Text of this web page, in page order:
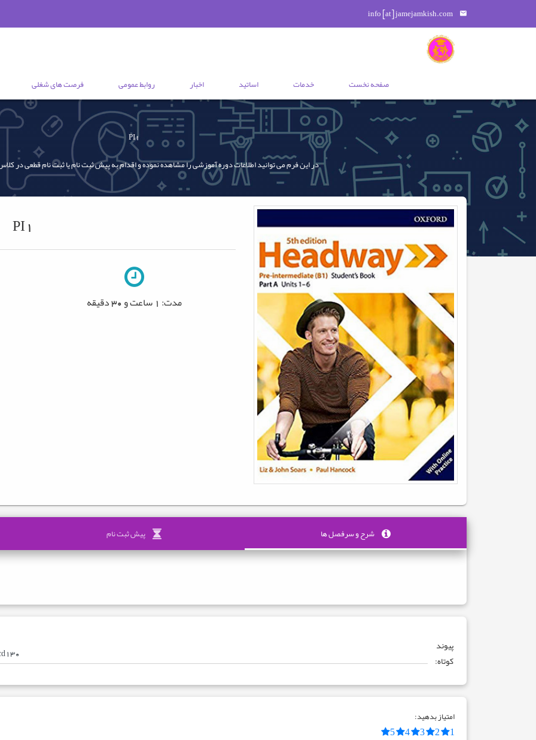
صفحه نخست خدمات اساتید اخبار روابط عمومی فرصت های شغلی
PI1
در این فرم می توانید اطلاعات دوره آموزشی را مشاهده نموده و اقدام به پیش ثبت نام یا ثبت نام قطعی در
PI1
مدت: 1 ساعت و30 دقیقه
شرح و سرفصل ها پیش ثبت نام
پیوند
کوتاه:
امتیاز بدهید:
1
2
3
4
5